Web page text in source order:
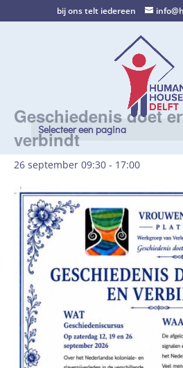
bij ons telt iedereen
Selecteer een pagina
Geschiedenis doet
verbindt
26 september 09:30 - 17:00